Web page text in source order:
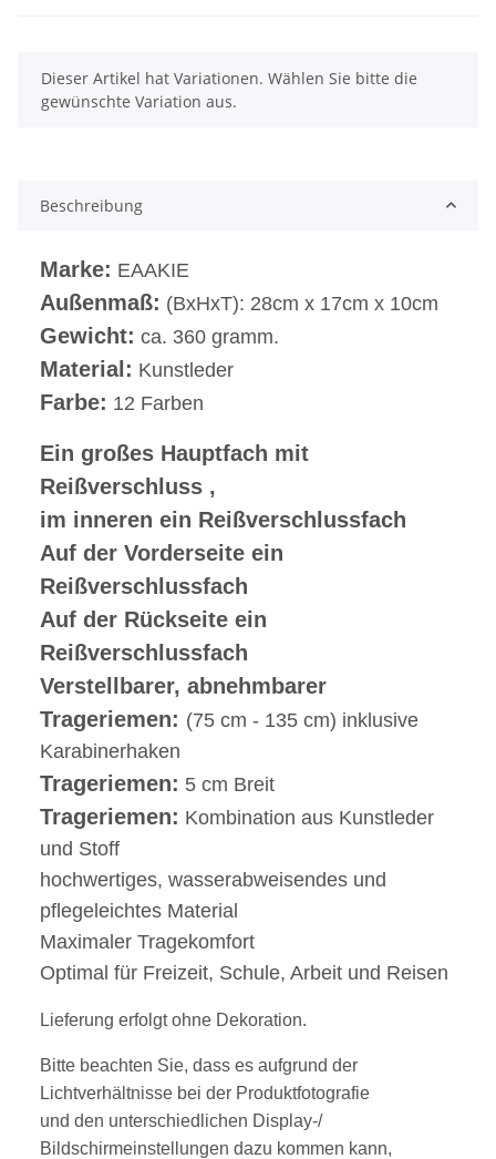
x
Dieser Artikel hat Variationen. Wählen Sie bitte die
gewünschte Variation aus.
Beschreibung
Marke: EAAKIE
Außenmaß: (BxHxT): 28cm x 17cm x 10cm
Gewicht: ca. 360 gramm.
Material: Kunstleder
Farbe: 12 Farben
Ein großes Hauptfach mit
Reißverschluss ,
im inneren ein Reißverschlussfach
Auf der Vorderseite ein
Reißverschlussfach
Auf der Rückseite ein
Reißverschlussfach
Verstellbarer, abnehmbarer
Trageriemen: (75 cm - 135 cm) inklusive
Karabinerhaken
Trageriemen: 5 cm Breit
Trageriemen: Kombination aus Kunstleder
und Stoff
hochwertiges, wasserabweisendes und
pflegeleichtes Material
Maximaler Tragekomfort
Optimal für Freizeit, Schule, Arbeit und Reisen
Lieferung erfolgt ohne Dekoration.
Bitte beachten Sie, dass es aufgrund der
Lichtverhältnisse bei der Produktfotografie
und den unterschiedlichen Display-/
Bildschirmeinstellungen dazu kommen kann,